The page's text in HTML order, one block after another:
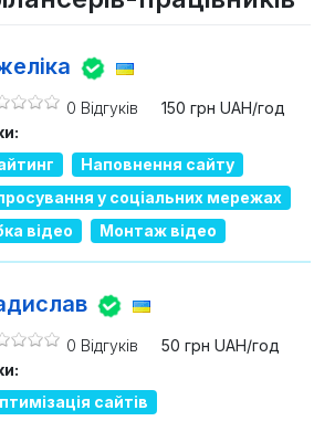
0 Відгуків
150 грн UAH/год
Наповнення сайту
у соціальних мережах
відео
Монтаж відео
0 Відгуків
50 грн UAH/год
сайтів